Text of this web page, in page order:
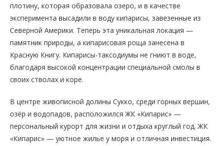
плотину, которая образовала озеро, и в качестве
эксперимента высадили в воду кипарисы, завезенные из
Северной Америки. Теперь эта уникальная локация —
памятник природы, а кипарисовая роща занесена в
Красную Книгу. Кипарисы-таксодиумы не гниют в воде,
благодаря высокой концентрации специальной смолы в
своих стволах и коре.
В центре живописной долины Сукко, среди горных вершин,
озёр и водопадов, расположился ЖК «Кипарис» —
персональный курорт для жизни и отдыха круглый год. ЖК
«Кипарис» — уютное жилье у моря и отличная инвестиция.